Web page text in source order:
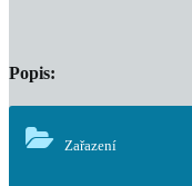
Popis:
Zařazení